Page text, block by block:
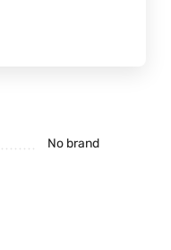
No brand